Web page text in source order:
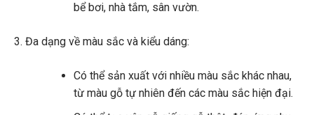
bể bơi, nhà tắm, sân vườn.
Đa dạng về màu sắc và kiểu dáng:
Có thể sản xuất với nhiều màu sắc khác nhau,
từ màu gỗ tự nhiên đến các màu sắc hiện đại.